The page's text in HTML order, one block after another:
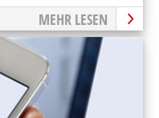
MEHR LESEN